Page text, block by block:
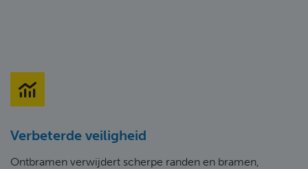
Verbeterde veiligheid
Ontbramen verwijdert scherpe randen en bramen,